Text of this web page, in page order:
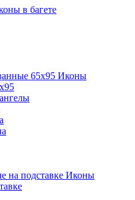
в багете
Иконы
Иконы